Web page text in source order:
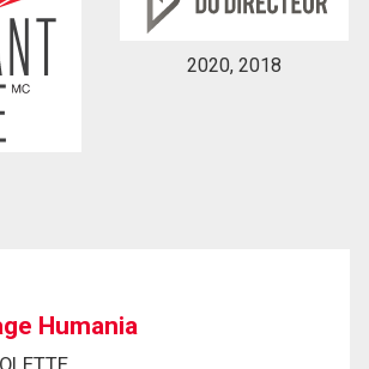
l'autorisation écrite de
avec vous.
2020, 2018
Humania